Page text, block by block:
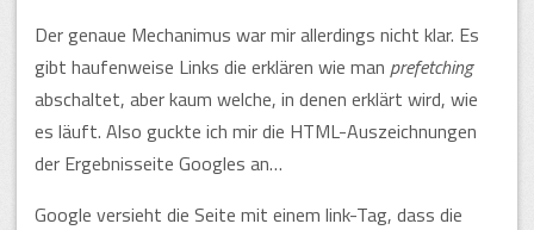
Der genaue Mechanimus war mir allerdings nicht klar. Es
gibt haufenweise Links die erklären wie man prefetching
abschaltet, aber kaum welche, in denen erklärt wird, wie
es läuft. Also guckte ich mir die HTML-Auszeichnungen
der Ergebnisseite Googles an…
Google versieht die Seite mit einem link-Tag, dass die